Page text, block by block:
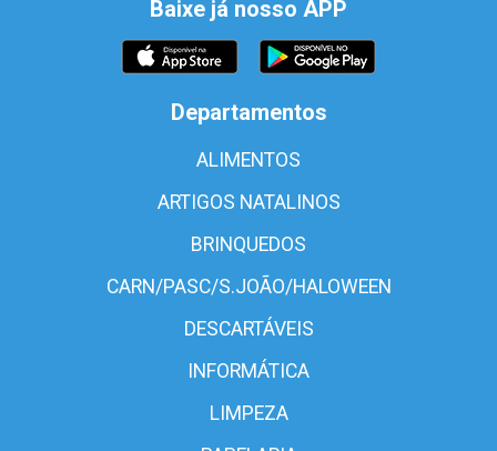
Baixe já nosso APP
Departamentos
ALIMENTOS
ARTIGOS NATALINOS
BRINQUEDOS
CARN/PASC/S.JOÃO/HALOWEEN
DESCARTÁVEIS
INFORMÁTICA
LIMPEZA